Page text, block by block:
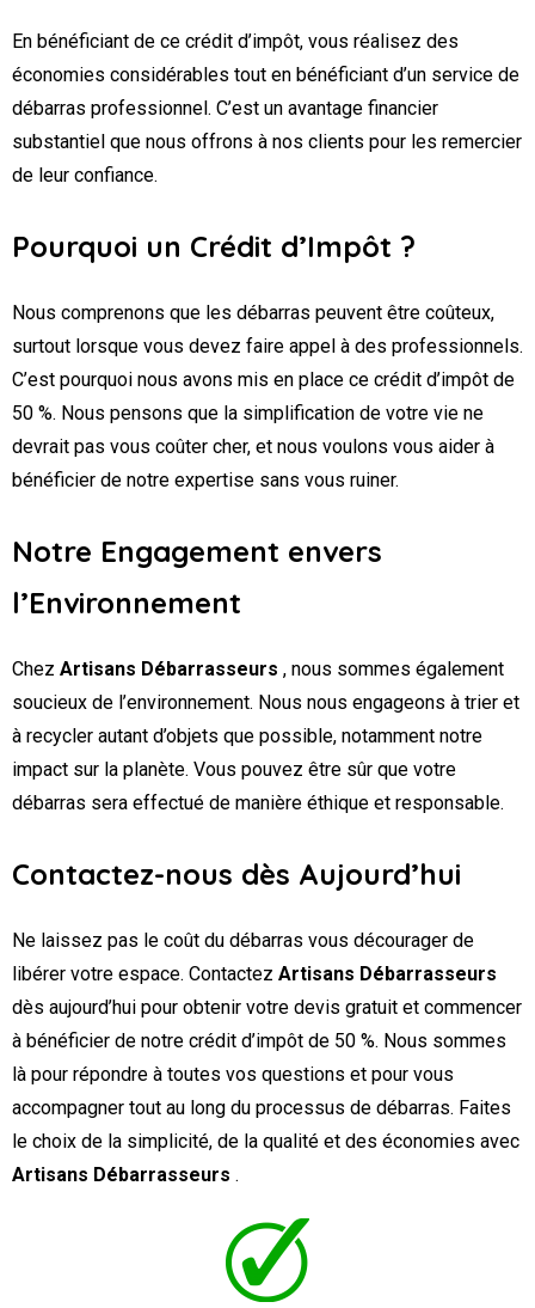
En bénéficiant de ce crédit d’impôt, vous réalisez des
économies considérables tout en bénéficiant d’un service de
débarras professionnel. C’est un avantage financier
substantiel que nous offrons à nos clients pour les remercier
de leur confiance.
Pourquoi un Crédit d’Impôt ?
Nous comprenons que les débarras peuvent être coûteux,
surtout lorsque vous devez faire appel à des professionnels.
C’est pourquoi nous avons mis en place ce crédit d’impôt de
50 %. Nous pensons que la simplification de votre vie ne
devrait pas vous coûter cher, et nous voulons vous aider à
bénéficier de notre expertise sans vous ruiner.
Notre Engagement envers
l’Environnement
Chez Artisans Débarrasseurs , nous sommes également
soucieux de l’environnement. Nous nous engageons à trier et
à recycler autant d’objets que possible, notamment notre
impact sur la planète. Vous pouvez être sûr que votre
débarras sera effectué de manière éthique et responsable.
Contactez-nous dès Aujourd’hui
Ne laissez pas le coût du débarras vous décourager de
libérer votre espace. Contactez Artisans Débarrasseurs
dès aujourd’hui pour obtenir votre devis gratuit et commencer
à bénéficier de notre crédit d’impôt de 50 %. Nous sommes
là pour répondre à toutes vos questions et pour vous
accompagner tout au long du processus de débarras. Faites
le choix de la simplicité, de la qualité et des économies avec
Artisans Débarrasseurs .